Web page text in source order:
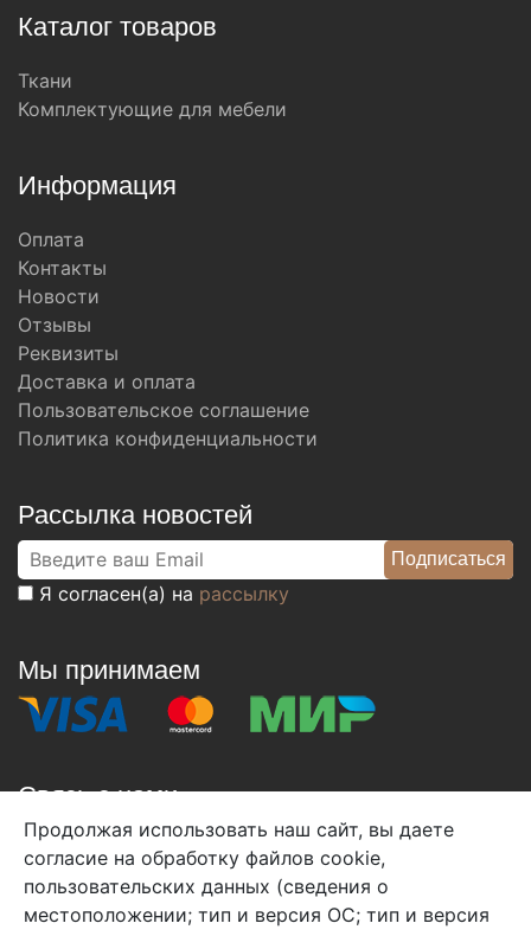
Каталог товаров
Ткани
Комплектующие для мебели
Информация
Оплата
Контакты
Новости
Отзывы
Реквизиты
Доставка и оплата
Пользовательское соглашение
Политика конфиденциальности
Рассылка новостей
Я согласен(а) на рассылку
Мы принимаем
Связь с нами
+7 (495) 933-38-08
info@arben-textile.ru- оптовые продажи
Продолжая использовать наш сайт, вы даете
согласие на обработку файлов cookie,
пользовательских данных (сведения о
местоположении; тип и версия ОС; тип и версия